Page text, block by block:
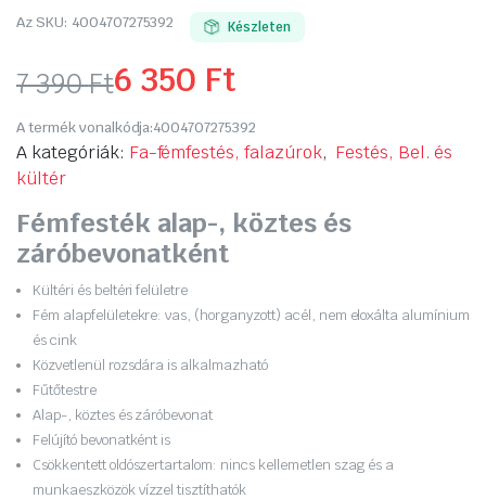
Az SKU: 4004707275392 Készleten
7 390Ft
Original
price
was:
7
390 Ft.
6 350 Ft
Current
price
is:
6
350 Ft.
A termék vonalkódja:4004707275392
A kategóriák: Fa-fémfestés, falazúrok, Festés, Bel. és
kültér
Fémfesték alap-, köztes és
záróbevonatként
Kültéri és beltéri felületre
Fém alapfelületekre: vas, (horganyzott) acél, nem eloxálta alumínium
és cink
Közvetlenül rozsdára is alkalmazható
Fűtőtestre
Alap-, köztes és záróbevonat
Felújító bevonatként is
Csökkentett oldószertartalom: nincs kellemetlen szag és a
munkaeszközök vízzel tisztíthatók